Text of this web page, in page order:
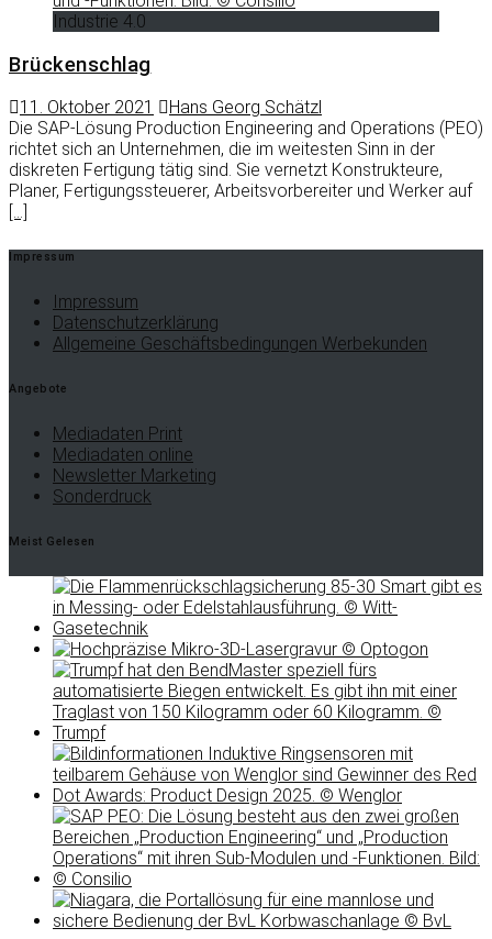
Industrie 4.0
Brückenschlag
11. Oktober 2021
Hans Georg Schätzl
Die SAP-Lösung Production Engineering and Operations (PEO)
richtet sich an Unternehmen, die im weitesten Sinn in der
diskreten Fertigung tätig sind. Sie vernetzt Konstrukteure,
Planer, Fertigungssteuerer, Arbeitsvorbereiter und Werker auf
[…]
Impressum
Impressum
Datenschutzerklärung
Allgemeine Geschäftsbedingungen Werbekunden
Angebote
Mediadaten Print
Mediadaten online
Newsletter Marketing
Sonderdruck
Meist Gelesen